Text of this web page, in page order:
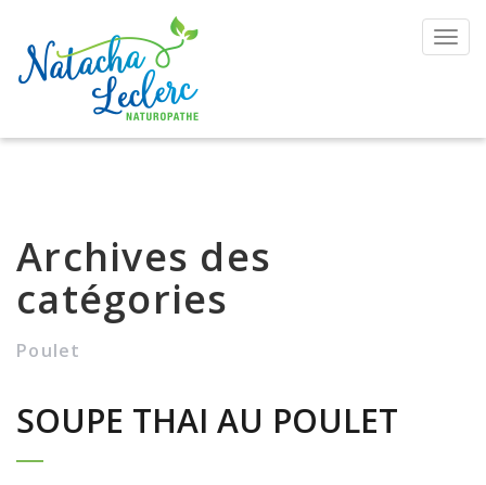
Archives des
catégories
Poulet
SOUPE THAI AU POULET